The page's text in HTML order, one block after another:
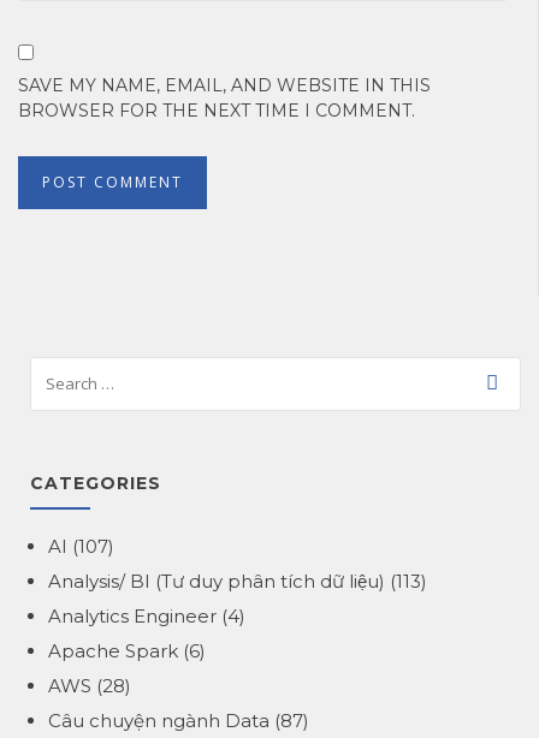
SAVE MY NAME, EMAIL, AND WEBSITE IN THIS
BROWSER FOR THE NEXT TIME I COMMENT.
CATEGORIES
AI (107)
Analysis/ BI (Tư duy phân tích dữ liệu) (113)
Analytics Engineer (4)
Apache Spark (6)
AWS (28)
Câu chuyện ngành Data (87)